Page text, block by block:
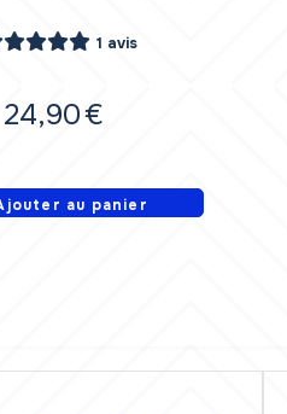
1 avis
24,90€
au panier